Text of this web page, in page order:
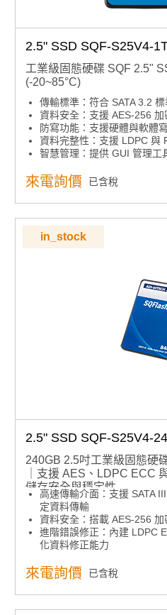
2.5" SSD SQF-S25V4-
工業級固態硬碟 SQF 2.5"
(-20~85°C)
傳輸標準：符合 SATA 3.2 標
資料安全：支援 AES-256
防寫功能：支援硬體與軟體
資料完整性：支援 LDPC 與
智慧管理：提供 GUI 管理工
高耐久選項：支援 sTLC 高
來電詢價 已含稅
in_stock
2.5" SSD SQF-S25V4-
240GB 2.5吋工業級固態硬
｜支援 AES、LDPC ECC
儲存安全與穩定性
高速傳輸介面：支援 SATA
定資料傳輸
資料安全：搭載 AES-256
進階錯誤修正：內建 LDPC
化資料修正能力
智慧化管理：整合 GUI 管理
延長使用壽命：提供高耐久
元應用需求
產品諮詢服務：規格諮詢 /
來電詢價 已含稅